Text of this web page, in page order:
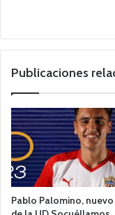
Publicaciones
Pablo Palomino,